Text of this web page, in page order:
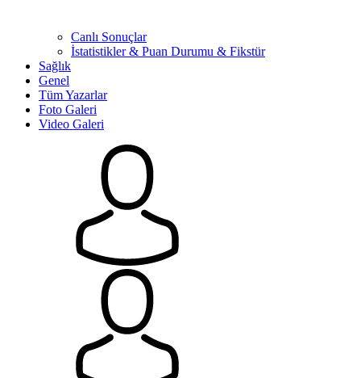
Canlı Sonuçlar
İstatistikler & Puan Durumu & Fikstür
Sağlık
Genel
Tüm Yazarlar
Foto Galeri
Video Galeri